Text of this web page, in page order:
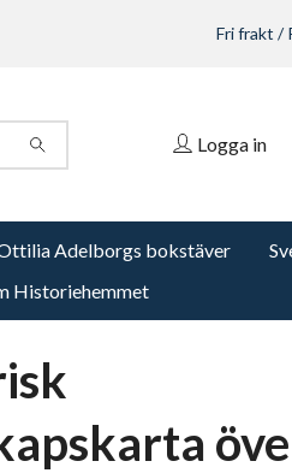
Fri frakt /
Logga in
Adelborgs bokstäver
Historiehemmet